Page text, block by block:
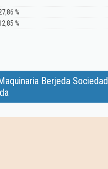
%
%
Berjeda Sociedad